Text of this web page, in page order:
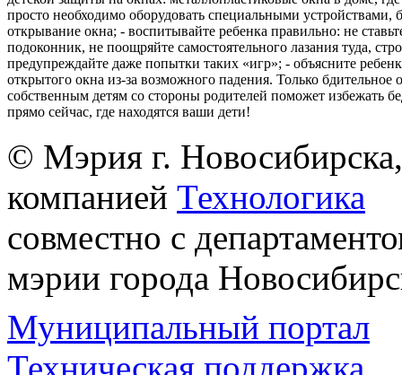
просто необходимо оборудовать специальными
открывание окна; - воспитывайте ребенка правильно: не
подоконник, не поощряйте самостоятельного лазания туда,
предупреждайте даже попытки таких «игр»; - объясните
открытого окна из-за возможного падения. Только бдительное
собственным детям со стороны родителей поможет избежать
прямо сейчас, где находятся ваши дети!
© Мэрия г.
компанией Технологика
совместно с
мэрии города
Муниципальный портал